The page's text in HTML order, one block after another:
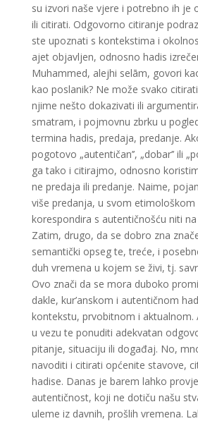
su izvori naše vjere i potrebno ih je
ili citirati. Odgovorno citiranje
ste upoznati s kontekstima i
ajet objavljen, odnosno hadis
Muhammed, alejhi selām, govori
kao poslanik? Ne može svako
njime nešto dokazivati ili
smatram, i pojmovnu zbrku u
termina hadis, predaja, predanje.
pogotovo „autentičan’’, „dobar’’ ili
ga tako i citirajmo, odnosno
ne predaja ili predanje. Naime,
više predanja, u svom etimološkom
korespondira s autentičnošću niti
Zatim, drugo, da se dobro zna
semantički opseg te, treće, i
duh vremena u kojem se živi, tj.
Ovo znači da se mora duboko
dakle, kur’anskom i autentičnom
kontekstu, prvobitnom i aktualnom.
u vezu te ponuditi adekvatan
pitanje, situaciju ili događaj. No,
navoditi i citirati općenite stavove,
hadise. Danas je barem lahko
autentičnost, koji ne dotiču našu
uleme iz davnih, prošlih vremena.